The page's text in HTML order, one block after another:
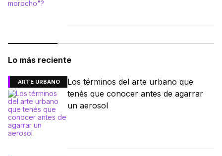
Lo más reciente
ARTE URBANO
Los términos del arte urbano que
tenés que conocer antes de agarrar
un aerosol